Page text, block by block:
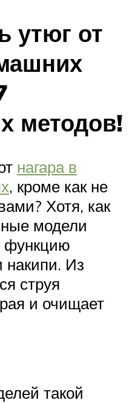
утюг от
методов!
нагара в
, кроме как не
Хотя, как
модели
функцию
накипи. Из
струя
и очищает
такой